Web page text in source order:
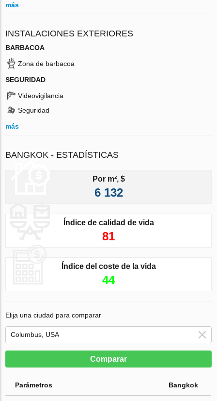
más
INSTALACIONES EXTERIORES
BARBACOA
Zona de barbacoa
SEGURIDAD
Videovigilancia
Seguridad
más
BANGKOK - ESTADÍSTICAS
Por m², $
6 132
Índice de calidad de vida
81
Índice del coste de la vida
44
Elija una ciudad para comparar
Comparar
Parámetros Bangkok